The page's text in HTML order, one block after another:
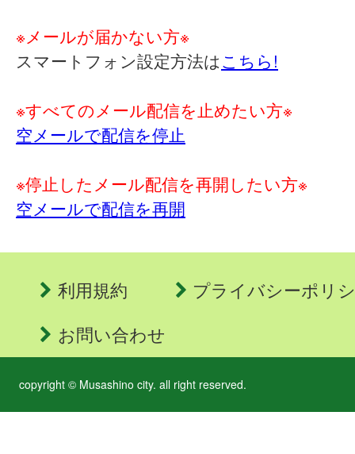
※メールが届かない方※
スマートフォン設定方法はこちら!
※すべてのメール配信を止めたい方※
空メールで配信を停止
※停止したメール配信を再開したい方※
空メールで配信を再開
利用規約
プライバシーポリ
お問い合わせ
copyright © Musashino city. all right reserved.